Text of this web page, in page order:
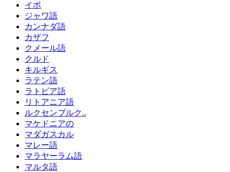
イボ
ジャワ語
カンナダ語
カザフ
クメール語
クルド
キルギス
ラテン語
ラトビア語
リトアニア語
ルクセンブルク..
マケドニアの
マダガスカル
マレー語
マラヤーラム語
マルタ語